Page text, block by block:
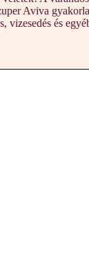
Aviva
és